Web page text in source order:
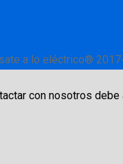
a lo eléctrico®
con nosotros